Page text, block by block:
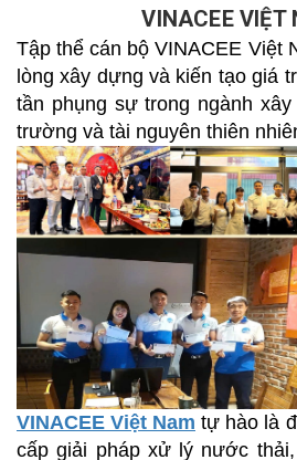
VINACEE VIỆT
Tập thể cán bộ VINACEE Việt
lòng xây dựng và kiến tạo giá
tần phụng sự trong ngành
trường và tài nguyên thiên
VINACEE Việt Nam tự hào là
cấp giải pháp xử lý nước